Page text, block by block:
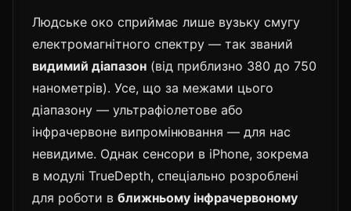
Людське око сприймає лише вузьку смугу
електромагнітного спектру — так званий
видимий діапазон (від приблизно 380 до 750
нанометрів). Усе, що за межами цього
діапазону — ультрафіолетове або
інфрачервоне випромінювання — для нас
невидиме. Однак сенсори в iPhone, зокрема
в модулі TrueDepth, спеціально розроблені
для роботи в ближньому інфрачервоному